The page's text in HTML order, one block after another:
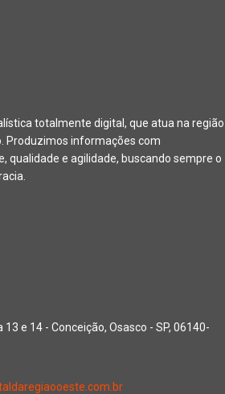
totalmente digital, que atua na região
Produzimos informações com
qualidade e agilidade, buscando sempre o
e 14 - Conceição, Osasco - SP, 06140-